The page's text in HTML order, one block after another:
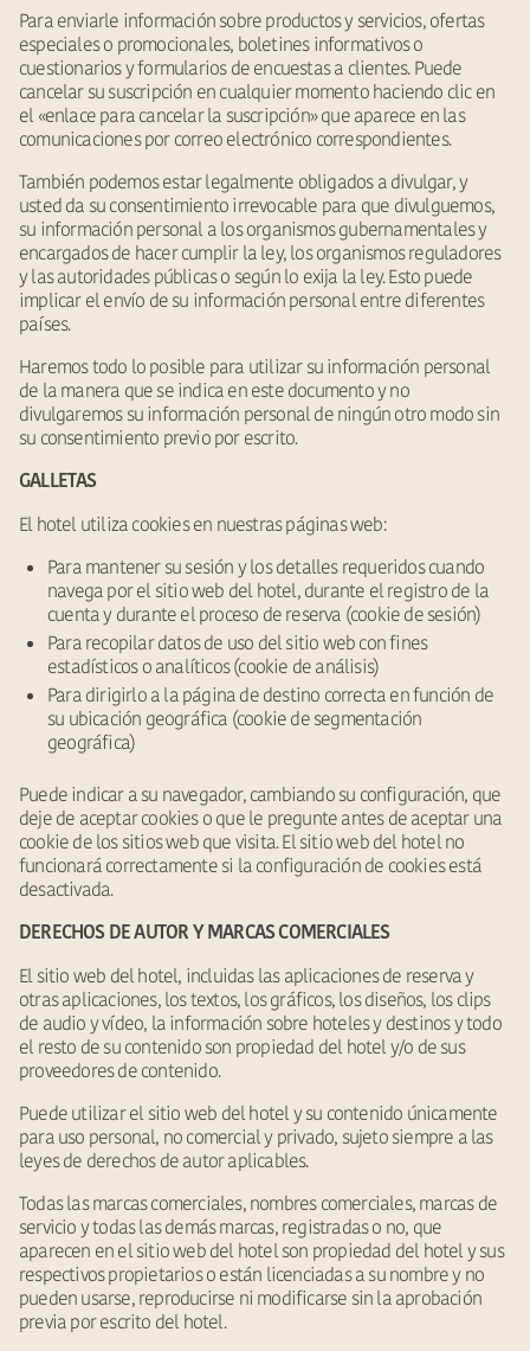
Para enviarle información sobre productos y servicios, ofertas
especiales o promocionales, boletines informativos o
cuestionarios y formularios de encuestas a clientes. Puede
cancelar su suscripción en cualquier momento haciendo clic en
el «enlace para cancelar la suscripción» que aparece en las
comunicaciones por correo electrónico correspondientes.
También podemos estar legalmente obligados a divulgar, y
usted da su consentimiento irrevocable para que divulguemos,
su información personal a los organismos gubernamentales y
encargados de hacer cumplir la ley, los organismos reguladores
y las autoridades públicas o según lo exija la ley. Esto puede
implicar el envío de su información personal entre diferentes
países.
Haremos todo lo posible para utilizar su información personal
de la manera que se indica en este documento y no
divulgaremos su información personal de ningún otro modo sin
su consentimiento previo por escrito.
GALLETAS
El hotel utiliza cookies en nuestras páginas web:
Para mantener su sesión y los detalles requeridos cuando
navega por el sitio web del hotel, durante el registro de la
cuenta y durante el proceso de reserva (cookie de sesión)
Para recopilar datos de uso del sitio web con fines
estadísticos o analíticos (cookie de análisis)
Para dirigirlo a la página de destino correcta en función de
su ubicación geográfica (cookie de segmentación
geográfica)
Puede indicar a su navegador, cambiando su configuración, que
deje de aceptar cookies o que le pregunte antes de aceptar una
cookie de los sitios web que visita. El sitio web del hotel no
funcionará correctamente si la configuración de cookies está
desactivada.
DERECHOS DE AUTOR Y MARCAS COMERCIALES
El sitio web del hotel, incluidas las aplicaciones de reserva y
otras aplicaciones, los textos, los gráficos, los diseños, los clips
de audio y vídeo, la información sobre hoteles y destinos y todo
el resto de su contenido son propiedad del hotel y/o de sus
proveedores de contenido.
Puede utilizar el sitio web del hotel y su contenido únicamente
para uso personal, no comercial y privado, sujeto siempre a las
leyes de derechos de autor aplicables.
Todas las marcas comerciales, nombres comerciales, marcas de
servicio y todas las demás marcas, registradas o no, que
aparecen en el sitio web del hotel son propiedad del hotel y sus
respectivos propietarios o están licenciadas a su nombre y no
pueden usarse, reproducirse ni modificarse sin la aprobación
previa por escrito del hotel.